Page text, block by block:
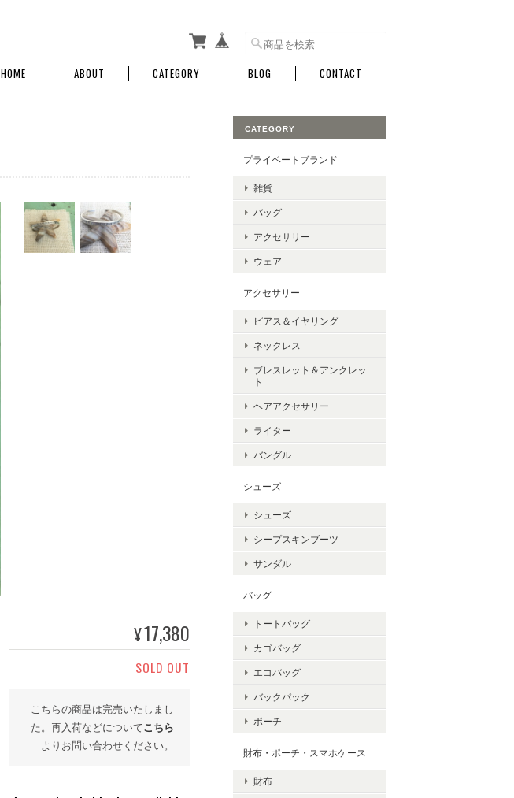
HOME ABOUT CATEGORY BLOG CONTACT
¥17,380
SOLD OUT
こちらの商品は完売いたしまし
た。再入荷などについてこちら
よりお問い合わせください。
CATEGORY
プライベートブランド
雑貨
バッグ
アクセサリー
ウェア
アクセサリー
ピアス＆イヤリング
ネックレス
ブレスレット＆アンクレッ
ト
ヘアアクセサリー
ライター
バングル
シューズ
シューズ
シープスキンブーツ
サンダル
バッグ
トートバッグ
カゴバッグ
エコバッグ
バックパック
ポーチ
財布・ポーチ・スマホケース
財布